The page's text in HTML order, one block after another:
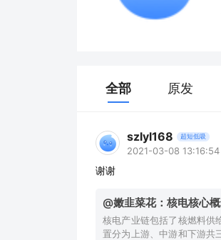
全部 原发
szlyl168 超短低吸
2021-03-08 13:16:54
谢谢
@嫩韭菜花：核电核心
核电产业链包括了核燃料供
置分为上游、中游和下游共